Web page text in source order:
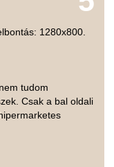
1280x800.
tudom
Csak a bal oldali